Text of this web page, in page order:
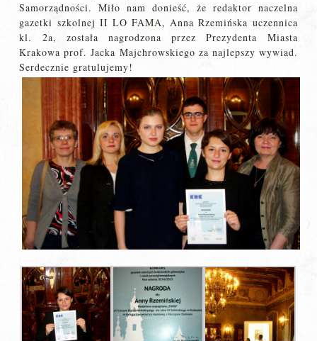
Samorządności. Miło nam donieść, że redaktor naczelna
gazetki szkolnej II LO FAMA, Anna Rzemińska uczennica
kl. 2a, została nagrodzona przez Prezydenta Miasta
Krakowa prof. Jacka Majchrowskiego za najlepszy wywiad.
Serdecznie gratulujemy!